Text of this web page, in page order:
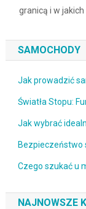
granicą i w jakich
SAMOCHODY
Jak prowadzić
Światła Stopu:
Jak wybrać
Bezpieczeństwo
Czego szukać u
NAJNOWSZE